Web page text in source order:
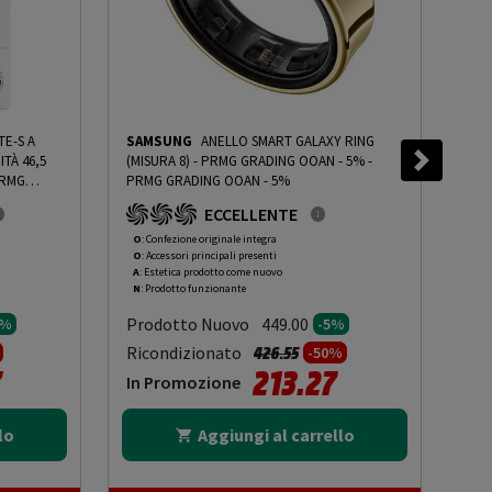
S A
46,5
da
SAMSUNG ANELLO SMART GALAXY RING
(MISURA 8) - PRMG GRADING OOAN - 5%-
PRMG GRADING OOAN - 5%
ECCELLENTE
O: Confezione originale integra
O: Accessori principali presenti
A: Estetica prodotto come nuovo
N: Prodotto funzionante
Prodotto Nuovo 449.00 -5%
Ricondizionato Prezzo ridotto da
426.55a-50%
In Promozione 213.27
Aggiungi al carrello